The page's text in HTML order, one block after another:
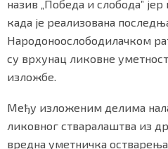
назив „Победа и слобода”
када је реализована
Народоноослободилачком
су врхунац ликовне
изложбе.
Међу изложеним делима
ликовног стваралаштва из
вредна уметничка остварења